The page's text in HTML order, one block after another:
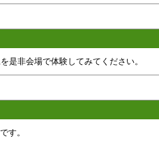
是非会場で体験してみてください。
す。